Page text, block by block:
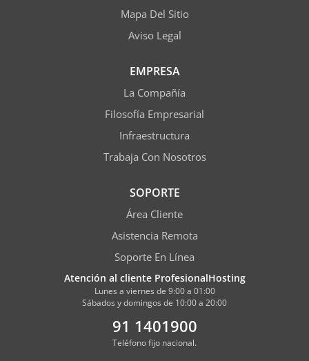
Mapa Del Sitio
Aviso Legal
EMPRESA
La Compañía
Filosofía Empresarial
Infraestructura
Trabaja Con Nosotros
SOPORTE
Área Cliente
Asistencia Remota
Soporte En Línea
Atención al cliente ProfesionalHosting
Lunes a viernes de 9:00 a 01:00
Sábados y domingos de 10:00 a 20:00
91 1401900
Teléfono fijo nacional.